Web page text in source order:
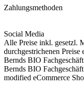
Zahlungsmethoden
Social Media
Alle Preise inkl. gesetzl.
durchgestrichenen Preise
Bernds BIO
Bernds BIO
modified eCommerce